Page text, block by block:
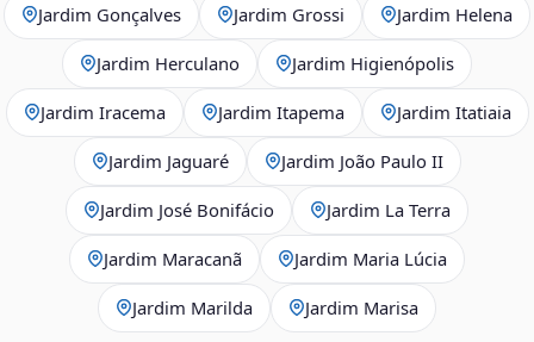
Jardim Gonçalves Jardim Grossi Jardim Helena
Jardim Herculano Jardim Higienópolis
Jardim Iracema Jardim Itapema Jardim Itatiaia
Jardim Jaguaré Jardim João Paulo II
Jardim José Bonifácio Jardim La Terra
Jardim Maracanã Jardim Maria Lúcia
Jardim Marilda Jardim Marisa